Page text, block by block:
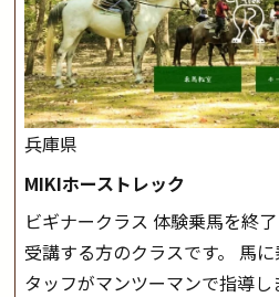
兵庫県
MIKIホーストレック
ビギナークラス 体験乗馬を終
受講する方のクラスです。 馬
タッフがマンツーマンで指導